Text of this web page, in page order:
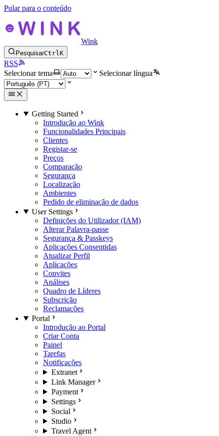
Pular para o conteúdo
Wink
PesquisarCtrlK
RSS
Selecionar tema
Selecionar língua
Getting Started
Introdução ao Wink
Funcionalidades Principais
Clientes
Registar-se
Preços
Comparação
Segurança
Localização
Ambientes
Pedido de eliminação de dados
User Settings
Definições do Utilizador (IAM)
Alterar Palavra-passe
Segurança & Passkeys
Aplicações Consentidas
Atualizar Perfil
Aplicações
Convites
Análises
Quadro de Líderes
Subscrição
Reclamações
Portal
Introdução ao Portal
Criar Conta
Painel
Tarefas
Notificações
Extranet
Link Manager
Payment
Settings
Social
Studio
Travel Agent